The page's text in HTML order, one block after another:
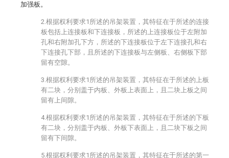
加强板。
2.根据权利要求1所述的吊架装置，其特征在于所述的连接
板包括上连接板和下连接板，所述的上连接板位于左附加
孔和右附加孔下方，所述的下连接板位于左下连接孔和右
下连接孔下部，且所述的下连接板与左侧板、右侧板下部
留有空隙。
3.根据权利要求1所述的吊架装置，其特征在于所述的上板
有二块，分别盖于内板、外板上表面上，且二块上板之间
留有上间隙。
4.根据权利要求1所述的吊架装置，其特征在于所述的下板
有二块，分别盖于内板、外板下表面上，且二块下板之间
留有下间隙。
5.根据权利要求1所述的吊架装置，其特征在于所述的第一